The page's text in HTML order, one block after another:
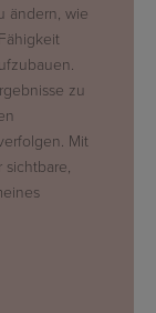
ändern, wie
zu
Mit